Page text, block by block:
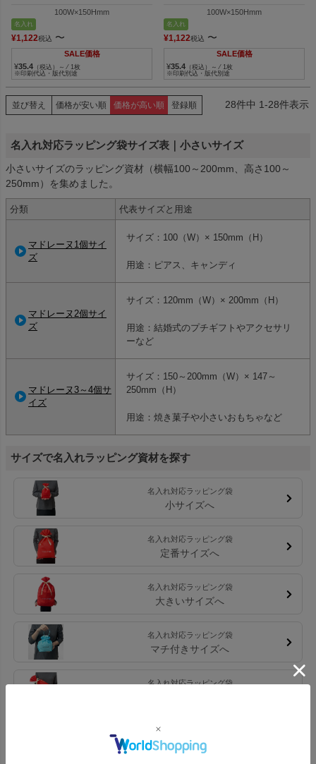
100W×150Hmm
名入れ
¥1,122税込 〜
SALE価格
¥35.4 （税込）～ ⁄ 1枚
※印刷代込・版代別途
100W×150Hmm
名入れ
¥1,122税込 〜
SALE価格
¥35.4 （税込）～ ⁄ 1枚
※印刷代込・版代別途
並び替え 価格が安い順 価格が高い順 登録順 28件中 1-28件表示
名入れ対応ラッピング袋サイズ表｜小さいサイズ
小さいサイズのラッピング資材（横幅100～200mm、高さ100～
250mm）を集めました。
分類 代表サイズと用途
マドレーヌ1個サイ
ズ
サイズ：100（W）× 150mm（H）
用途：ピアス、キャンディ
マドレーヌ2個サイ
ズ
サイズ：120mm（W）× 200mm（H）
用途：結婚式のプチギフトやアクセサリ
ーなど
マドレーヌ3～4個サ
イズ
サイズ：150～200mm（W）× 147～
250mm（H）
用途：焼き菓子や小さいおもちゃなど
サイズで名入れラッピング資材を探す
名入れ対応ラッピング袋
小サイズへ
名入れ対応ラッピング袋
定番サイズへ
名入れ対応ラッピング袋
大きいサイズへ
名入れ対応ラッピング袋
マチ付きサイズへ
名入れ対応ラッピング袋
名入れ対応ラッピング袋カテゴリ一覧に戻る